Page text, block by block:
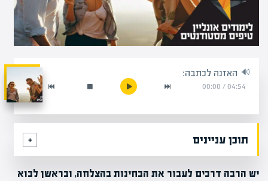
האזנה לכתבה:
04:54
/
00:00
תוכן עניינים
יש הרבה דרכים לעבור את הבחינות בהצלחה, ובראשן לבוא